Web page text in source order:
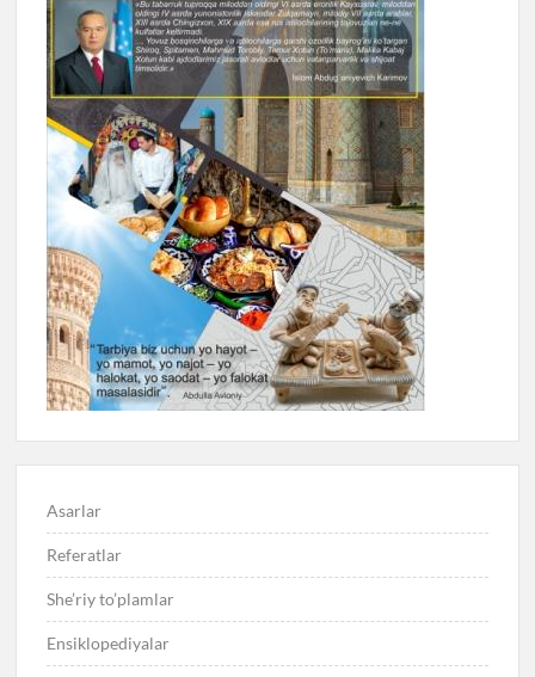
Asarlar
Referatlar
She’riy to’plamlar
Ensiklopediyalar